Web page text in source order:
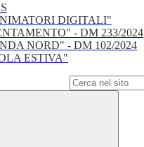
DIGITALI"
- DM 233/2024
NORD" - DM 102/2024
ESTIVA"